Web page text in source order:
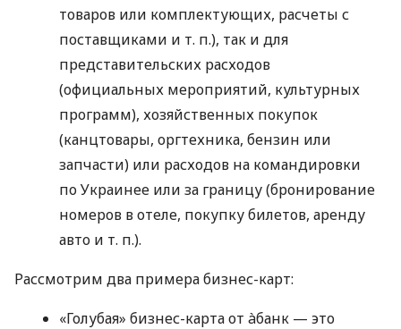
товаров или комплектующих, расчеты с
поставщиками и т. п.), так и для
представительских расходов
(официальных мероприятий, культурных
программ), хозяйственных покупок
(канцтовары, оргтехника, бензин или
запчасти) или расходов на командировки
по Украинее или за границу (бронирование
номеров в отеле, покупку билетов, аренду
авто и т. п.).
Рассмотрим два примера бизнес-карт:
«Голубая» бизнес-карта от àбанк — это